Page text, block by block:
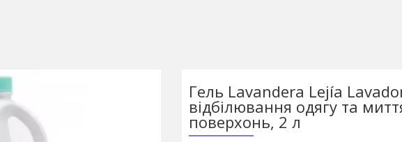
Гель Lavandera Lejía
відбілювання одягу та
поверхонь, 2 л